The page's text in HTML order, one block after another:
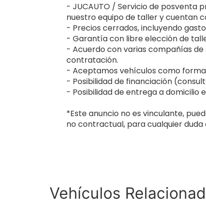
- JUCAUTO / Servicio de posventa
nuestro equipo de taller y cuentan
- Precios cerrados, incluyendo
- Garantía con libre elección de
- Acuerdo con varias compañías
contratación.
- Aceptamos vehículos como
- Posibilidad de financiación
- Posibilidad de entrega a domicilio
*Este anuncio no es vinculante,
no contractual, para cualquier
Vehículos